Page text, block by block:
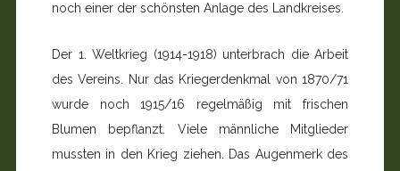
noch einer der schönsten Anlage des Landkreises.
Der 1. Weltkrieg (1914-1918) unterbrach die Arbeit
des Vereins. Nur das Kriegerdenkmal von 1870/71
wurde noch 1915/16 regelmäßig mit frischen
Blumen bepflanzt. Viele männliche Mitglieder
mussten in den Krieg ziehen. Das Augenmerk des